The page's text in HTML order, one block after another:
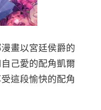
畫以宮廷侯爵的
己愛的配角凱爾
這段愉快的配角